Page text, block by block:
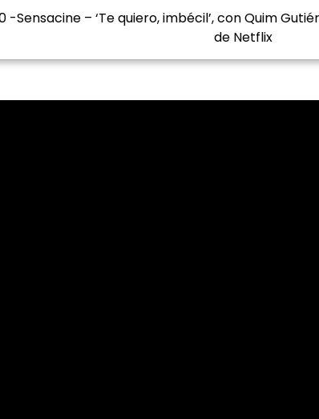
-Sensacine – ‘Te quiero, imbécil’, con Quim
de Netflix